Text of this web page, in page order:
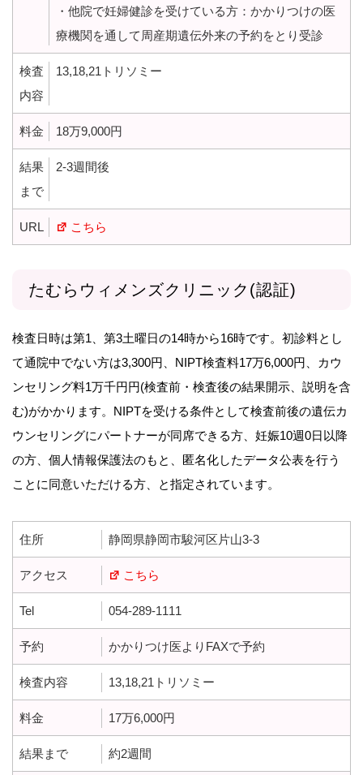
・他院で妊婦健診を受けている方：かかりつけの医
療機関を通して周産期遺伝外来の予約をとり受診
検査
内容
13,18,21トリソミー
料金 18万9,000円
結果
まで
2-3週間後
URL こちら
たむらウィメンズクリニック(認証)
検査日時は第1、第3土曜日の14時から16時です。初診料とし
て通院中でない方は3,300円、NIPT検査料17万6,000円、カウ
ンセリング料1万千円円(検査前・検査後の結果開示、説明を含
む)がかかります。NIPTを受ける条件として検査前後の遺伝カ
ウンセリングにパートナーが同席できる方、妊娠10週0日以降
の方、個人情報保護法のもと、匿名化したデータ公表を行う
ことに同意いただける方、と指定されています。
住所 静岡県静岡市駿河区片山3-3
アクセス こちら
Tel 054-289-1111
予約 かかりつけ医よりFAXで予約
検査内容 13,18,21トリソミー
料金 17万6,000円
結果まで 約2週間